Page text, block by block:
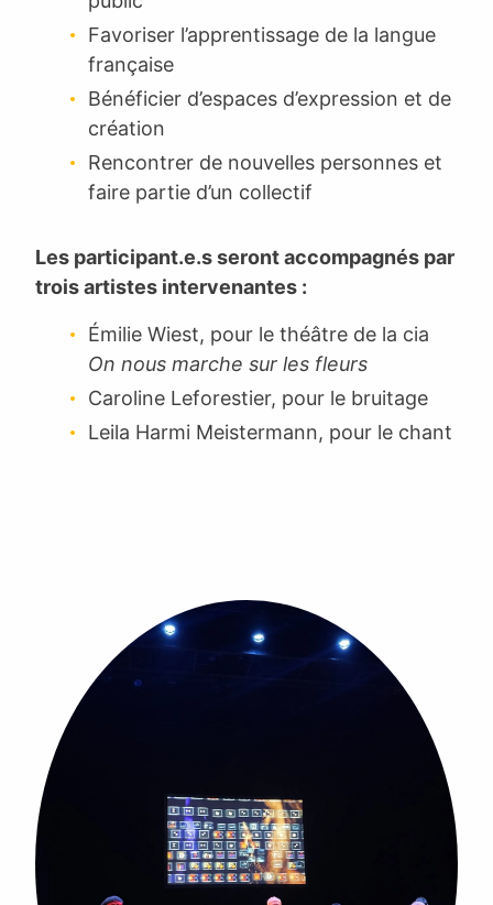
Favoriser l’apprentissage de la langue
française
Bénéficier d’espaces d’expression et de
création
Rencontrer de nouvelles personnes et
faire partie d’un collectif
Les participant.e.s seront accompagnés par
trois artistes intervenantes :
Émilie Wiest, pour le théâtre de la cia
On nous marche sur les fleurs
Caroline Leforestier, pour le bruitage
Leila Harmi Meistermann, pour le chant